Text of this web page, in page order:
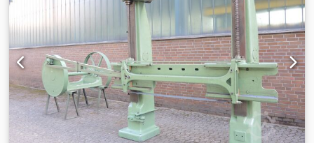
grosor, 70-260 mm de ancho, ciclo de 29 o 58 piezas por
minuto, operación por una sola persona sentado en la
consola de control: - Extracción transversal de tablas con
transportador transversal de cadena de 4 hilos -
Transportador vertical para alimentación individualizada,
6000 mm de ancho, 3000 mm de inclinación - Rodillos de
alineación - Transportador transversal de cadena como
formador de capas - Inversor de dirección y sistema de
evaluación antes de la cortadora - Detección del borde del